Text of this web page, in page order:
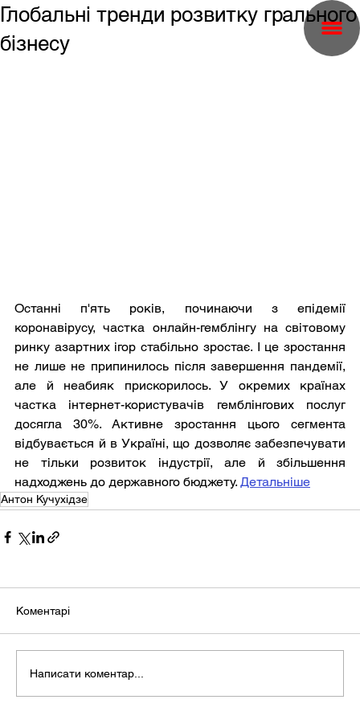
Глобальні тренди розвитку грального
бізнесу
Останні п'ять років, починаючи з епідемії
коронавірусу, частка онлайн-гемблінгу на світовому
ринку азартних ігор стабільно зростає. І це зростання
не лише не припинилось після завершення пандемії,
але й неабияк прискорилось. У окремих країнах
частка інтернет-користувачів гемблінгових послуг
досягла 30%. Активне зростання цього сегмента
відбувається й в Україні, що дозволяє забезпечувати
не тільки розвиток індустрії, але й збільшення
надходжень до державного бюджету. Детальніше
Антон Кучухідзе
Коментарі
Написати коментар...